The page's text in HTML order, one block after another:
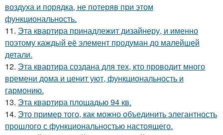
воздуха и порядка, не потеряв при этом
функциональность.
11. Эта квартира принадлежит дизайнеру, и именно
поэтому каждый её элемент продуман до малейшей
детали.
12. Эта квартира создана для тех, кто проводит много
времени дома и ценит уют, функциональность и
гармонию.
13. Эта квартира площадью 94 кв.
14. Это пример того, как можно объединить элегантность
прошлого с функциональностью настоящего.